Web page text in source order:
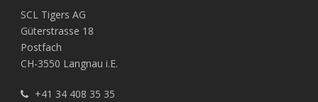
SCL Tigers AG
Güterstrasse 18
Postfach
CH-3550 Langnau i.E.
+41 34 408 35 35